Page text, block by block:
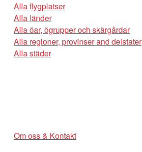
Alla flygplatser
Alla länder
Alla öar, ögrupper och skärgårdar
Alla regioner, provinser and delstater
Alla städer
Om oss & Kontakt